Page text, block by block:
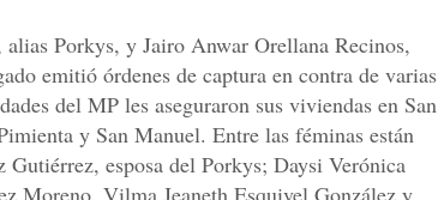
Porkys, y Jairo Anwar Orellana Recinos,
emitió órdenes de captura en contra de varias
del MP les aseguraron sus viviendas en San
y San Manuel. Entre las féminas están
Gutiérrez, esposa del Porkys; Daysi Verónica
Moreno, Vilma Jeaneth Esquivel González y